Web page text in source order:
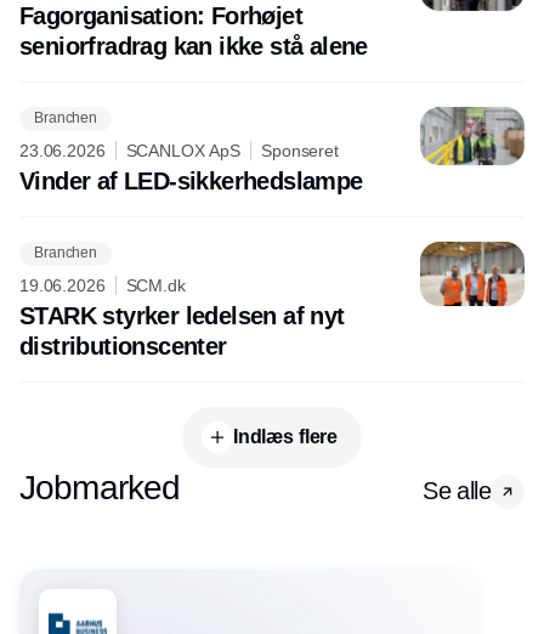
Fagorganisation: Forhøjet
seniorfradrag kan ikke stå alene
Branchen
23.06.2026 SCANLOX ApS Sponseret
Vinder af LED-sikkerhedslampe
Branchen
19.06.2026 SCM.dk
STARK styrker ledelsen af nyt
distributionscenter
Indlæs flere
Jobmarked Se alle